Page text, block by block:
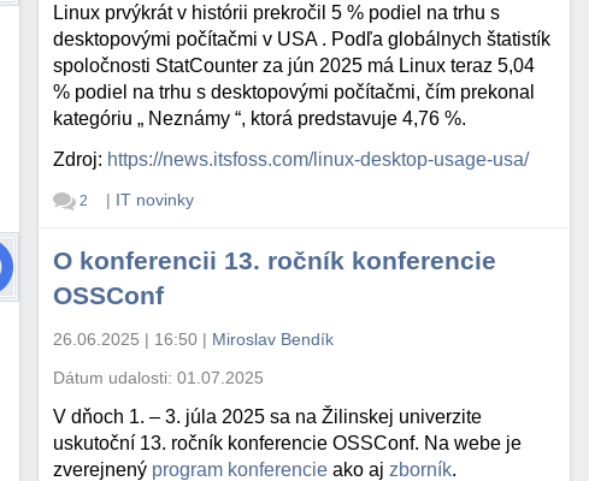
Linux prvýkrát v histórii prekročil 5 % podiel na trhu s
desktopovými počítačmi v USA . Podľa globálnych štatistík
spoločnosti StatCounter za jún 2025 má Linux teraz 5,04
% podiel na trhu s desktopovými počítačmi, čím prekonal
kategóriu „ Neznámy “, ktorá predstavuje 4,76 %.
Zdroj: https://news.itsfoss.com/linux-desktop-usage-usa/
2 | IT novinky
O konferencii 13. ročník konferencie
OSSConf
26.06.2025 | 16:50 | Miroslav Bendík
Dátum udalosti:01.07.2025
V dňoch 1. – 3. júla 2025 sa na Žilinskej univerzite
uskutoční 13. ročník konferencie OSSConf. Na webe je
zverejnený program konferencie ako aj zborník.